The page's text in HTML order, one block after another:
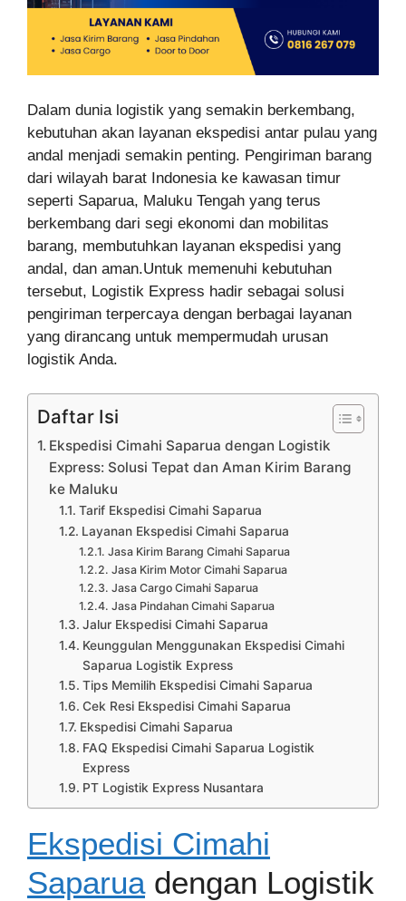
Dalam dunia logistik yang semakin berkembang,
kebutuhan akan layanan ekspedisi antar pulau yang
andal menjadi semakin penting. Pengiriman barang
dari wilayah barat Indonesia ke kawasan timur
seperti Saparua, Maluku Tengah yang terus
berkembang dari segi ekonomi dan mobilitas
barang, membutuhkan layanan ekspedisi yang
andal, dan aman.Untuk memenuhi kebutuhan
tersebut, Logistik Express hadir sebagai solusi
pengiriman terpercaya dengan berbagai layanan
yang dirancang untuk mempermudah urusan
logistik Anda.
Daftar Isi
Ekspedisi Cimahi Saparua dengan Logistik
Express: Solusi Tepat dan Aman Kirim Barang
ke Maluku
Tarif Ekspedisi Cimahi Saparua
Layanan Ekspedisi Cimahi Saparua
Jasa Kirim Barang Cimahi Saparua
Jasa Kirim Motor Cimahi Saparua
Jasa Cargo Cimahi Saparua
Jasa Pindahan Cimahi Saparua
Jalur Ekspedisi Cimahi Saparua
Keunggulan Menggunakan Ekspedisi Cimahi
Saparua Logistik Express
Tips Memilih Ekspedisi Cimahi Saparua
Cek Resi Ekspedisi Cimahi Saparua
Ekspedisi Cimahi Saparua
FAQ Ekspedisi Cimahi Saparua Logistik
Express
PT Logistik Express Nusantara
Ekspedisi Cimahi
Saparuadengan Logistik